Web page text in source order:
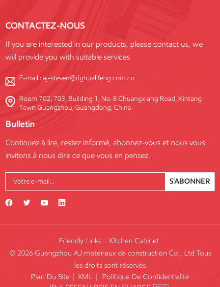
CONTACTEZ-NOUS
If you are interested in our products, please contact us, we
will provide you with suitable services
E-mail :aj-steven@dghualifeng.com.cn
Room 702, 703, Building 1, No. 8 Chuangxiang Road, Xintang
Town Guangzhou, Guangdong, China
Bulletin
Continuez à lire, restez informé, abonnez-vous et nous vous
invitons à nous dire ce que vous en pensez.
S'ABONNER
Friendly Links : Kitchen Cabinet
© 2026 Guangzhou AJ matériaux de construction Co., Ltd Tous
les droits sont réservés
Plan Du Site | XML |
Politique De Confidentialité